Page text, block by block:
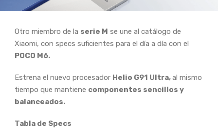
Otro miembro de la serie M se une al catálogo de
Xiaomi, con specs suficientes para el día a día con el
POCO M6.
Estrena el nuevo procesador Helio G91 Ultra,al mismo
tiempo que mantiene componentes sencillos y
balanceados.
Tabla de Specs